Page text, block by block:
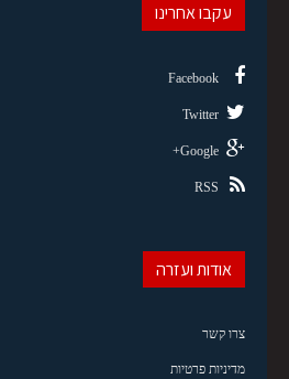
עקבו אחרינו
Facebook
Twitter
Google+
RSS
אודות ועזרה
צרו קשר
מדיניות פרטיות